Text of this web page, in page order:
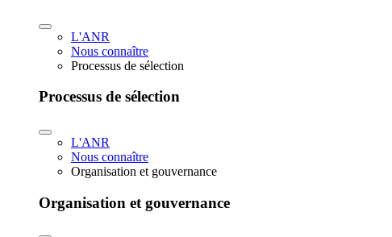
L'ANR
Nous connaître
Processus de sélection
Processus de sélection
L'ANR
Nous connaître
Organisation et gouvernance
Organisation et gouvernance